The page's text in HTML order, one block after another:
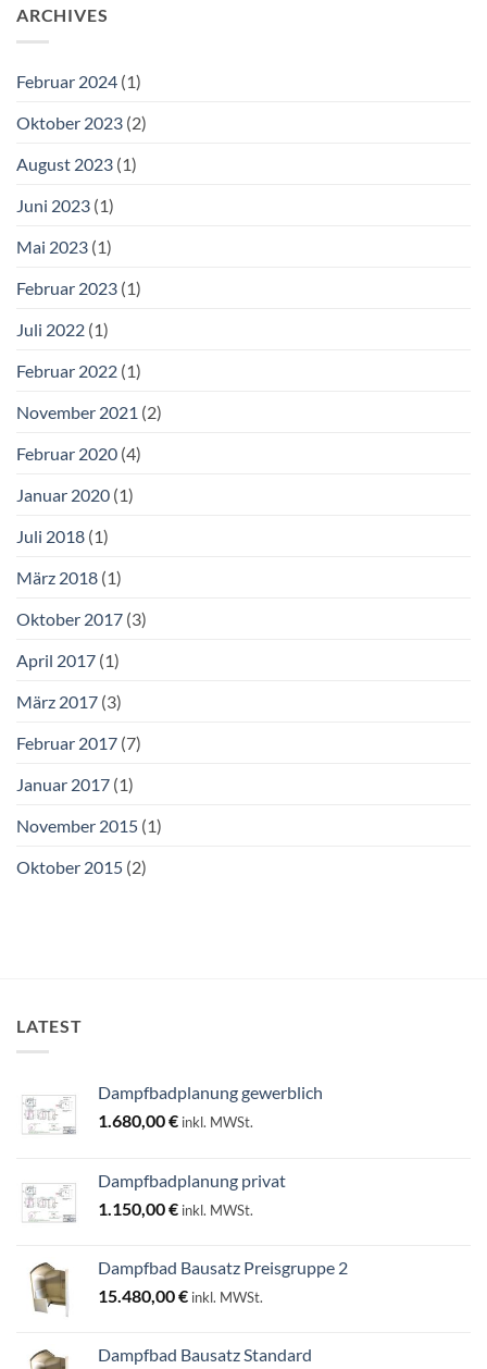
ARCHIVES
Februar 2024 (1)
Oktober 2023 (2)
August 2023 (1)
Juni 2023 (1)
Mai 2023 (1)
Februar 2023 (1)
Juli 2022 (1)
Februar 2022 (1)
November 2021 (2)
Februar 2020 (4)
Januar 2020 (1)
Juli 2018 (1)
März 2018 (1)
Oktober 2017 (3)
April 2017 (1)
März 2017 (3)
Februar 2017 (7)
Januar 2017 (1)
November 2015 (1)
Oktober 2015 (2)
LATEST
Dampfbadplanung gewerblich
1.680,00€ inkl. MWSt.
Dampfbadplanung privat
1.150,00€ inkl. MWSt.
Dampfbad Bausatz Preisgruppe 2
15.480,00€ inkl. MWSt.
Dampfbad Bausatz Standard